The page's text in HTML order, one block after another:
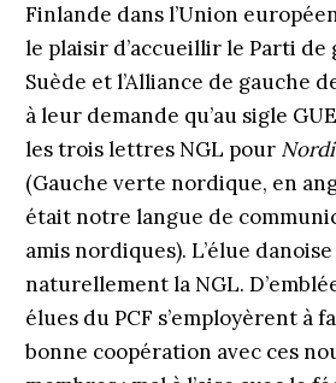
Finlande dans l’Union
le plaisir d’accueillir le Parti de
Suède et l’Alliance de gauche
à leur demande qu’au sigle
les trois lettres NGL pour
(Gauche verte nordique, en
était notre langue de
amis nordiques). L’élue
naturellement la NGL.
élues du PCF s’employèrent à
bonne coopération avec ces